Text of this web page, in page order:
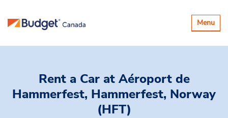
Basculer
la
Menu
Rent a Car at Aéroport de
Hammerfest, Hammerfest, Norway
(HFT)